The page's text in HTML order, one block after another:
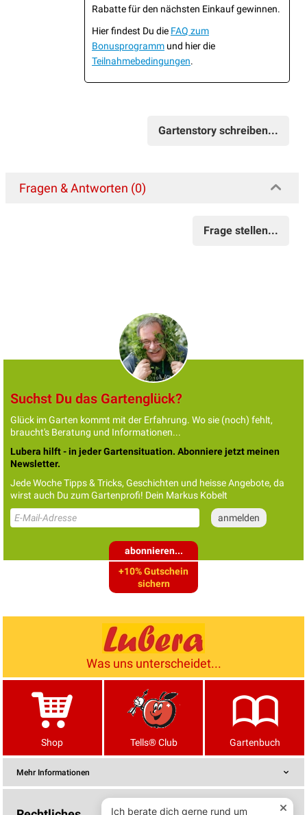
Rabatte für den nächsten Einkauf gewinnen.
Hier findest Du die FAQ zum
Bonusprogramm und hier die
Teilnahmebedingungen.
Gartenstory schreiben...
Fragen & Antworten (0)
Frage stellen...
Suchst Du das Gartenglück?
Glück im Garten kommt mit der Erfahrung. Wo sie (noch) fehlt,
braucht's Beratung und Informationen...
Lubera hilft - in jeder Gartensituation. Abonniere jetzt meinen
Newsletter.
Jede Woche Tipps & Tricks, Geschichten und heisse Angebote, da
wirst auch Du zum Gartenprofi! Dein Markus Kobelt
abonnieren...
+10% Gutschein
sichern
Was uns unterscheidet...
Shop Tells® Club Gartenbuch
Mehr Informationen